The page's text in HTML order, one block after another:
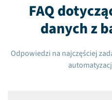
FAQ
danych z
Odpowiedzi na najczęściej